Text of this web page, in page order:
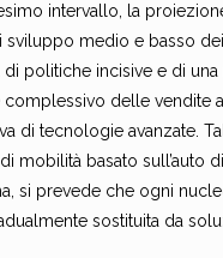
intervallo, la
sviluppo medio e basso
di politiche incisive e di
delle vendite
di tecnologie avanzate.
mobilità basato sull’auto
si prevede che ogni
sostituita da